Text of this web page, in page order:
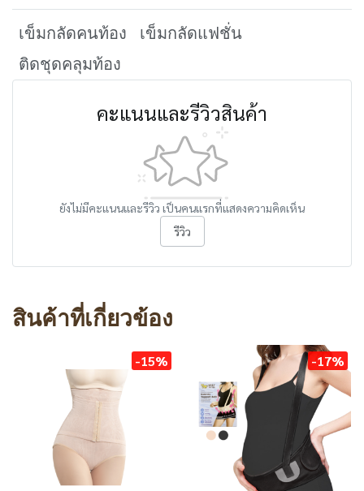
เข็มกลัดคนท้อง
เข็มกลัดแฟชั่น
ติดชุดคลุมท้อง
คะแนนและรีวิวสินค้า
ยังไม่มีคะแนนและรีวิว เป็นคนแรกที่แสดงความคิดเห็น
รีวิว
สินค้าที่เกี่ยวข้อง
-15% -17%